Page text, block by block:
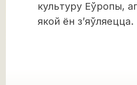
культуру Еўропы,
якой ён з’яўляецца.